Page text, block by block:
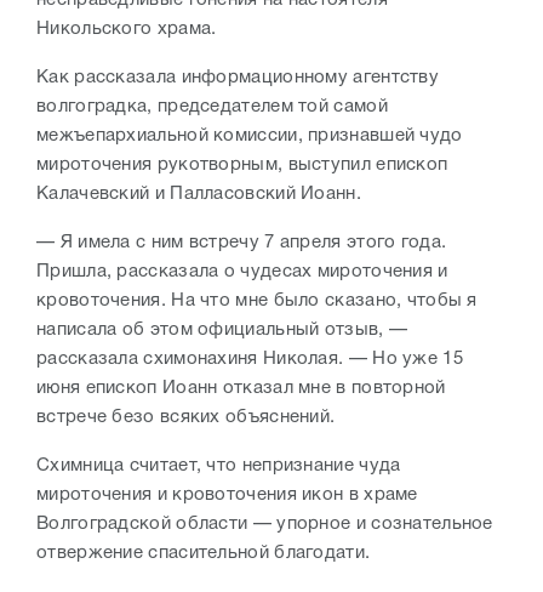
Никольского храма.
Как рассказала информационному агентству
волгоградка, председателем той самой
межъепархиальной комиссии, признавшей чудо
мироточения рукотворным, выступил епископ
Калачевский и Палласовский Иоанн.
— Я имела с ним встречу 7 апреля этого года.
Пришла, рассказала о чудесах мироточения и
кровоточения. На что мне было сказано, чтобы я
написала об этом официальный отзыв, —
рассказала схимонахиня Николая. — Но уже 15
июня епископ Иоанн отказал мне в повторной
встрече безо всяких объяснений.
Схимница считает, что непризнание чуда
мироточения и кровоточения икон в храме
Волгоградской области — упорное и сознательное
отвержение спасительной благодати.